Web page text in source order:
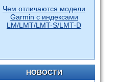
Чем отличаются модели
Garmin с индексами
LM/LMT/LMT-S/LMT-D
НОВОСТИ